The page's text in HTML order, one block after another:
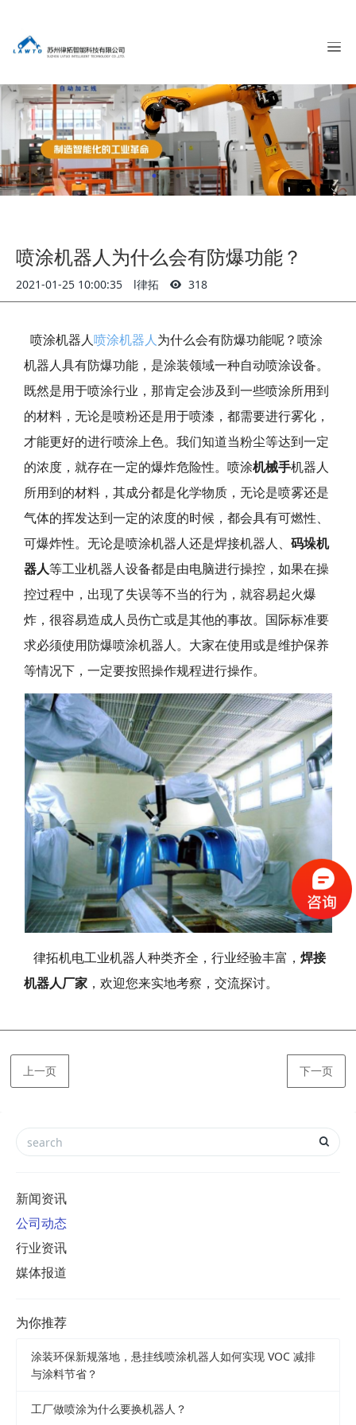
喷涂机器人为什么会有防爆功能？
2021-01-25 10:00:35 l律拓 318
喷涂机器人 喷涂机器人 为什么会有防爆功能呢？喷涂
机器人具有防爆功能，是涂装领域一种自动喷涂设备。
既然是用于喷涂行业，那肯定会涉及到一些喷涂所用到
的材料，无论是喷粉还是用于喷漆，都需要进行雾化，
才能更好的进行喷涂上色。我们知道当粉尘等达到一定
的浓度，就存在一定的爆炸危险性。喷涂机械手机器人
所用到的材料，其成分都是化学物质，无论是喷雾还是
气体的挥发达到一定的浓度的时候，都会具有可燃性、
可爆炸性。无论是喷涂机器人还是焊接机器人、 码垛机
器人等工业机器人设备都是由电脑进行操控，如果在操
控过程中，出现了失误等不当的行为，就容易起火爆
炸，很容易造成人员伤亡或是其他的事故。国际标准要
求必须使用防爆喷涂机器人。大家在使用或是维护保养
等情况下，一定要按照操作规程进行操作。
律拓机电工业机器人种类齐全，行业经验丰富， 焊接
机器人厂家 ，欢迎您来实地考察，交流探讨。
上一页 下一页
新闻资讯
公司动态
行业资讯
媒体报道
为你推荐
涂装环保新规落地，悬挂线喷涂机器人如何实现 VOC 减排
与涂料节省？
工厂做喷涂为什么要换机器人？